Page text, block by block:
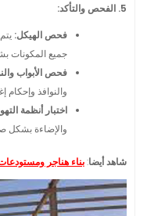
5. الفحص والتأكد:
فحص الهيكل:
جميع المكونات
فحص الأبواب
والنوافذ وإحكام
اختبار أنظمة
والإضاءة بشكل
شاهد أيضا:بناء هناجر